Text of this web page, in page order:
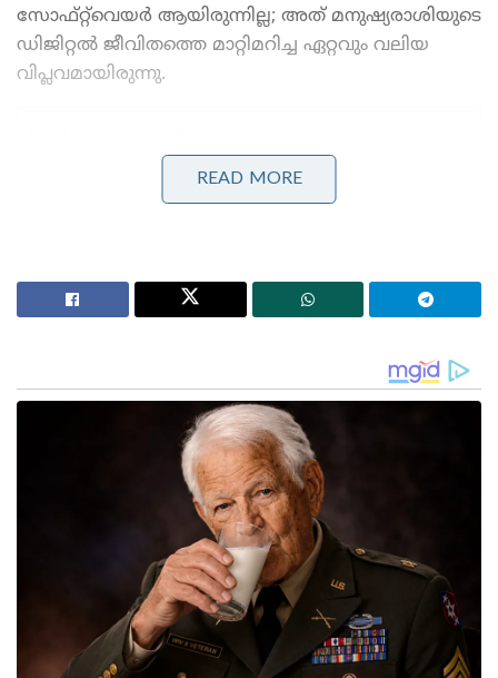
സോഫ്റ്റ്‌വെയർ ആയിരുന്നില്ല; അത് മനുഷ്യരാശിയുടെ
ഡിജിറ്റൽ ജീവിതത്തെ മാറ്റിമറിച്ച ഏറ്റവും വലിയ
വിപ്ലവമായിരുന്നു.
അല്ലൻ, ബിൽ ഗേറ്റ്സ് എന്നീ രണ്ട് സുഹൃത്തുക്കളുടെ
വന്യമായൊരു സ്വപ്നത്തിൽ നിന്നാണ്. “ലോകത്തിലെ
എല്ലാ വീടുകളിലും, എല്ലാ മേശപ്പുറത്തും ഒരു കമ്പ്യൂട്ടർ
ഉണ്ടാകണം.” അന്നത്തെ കാലത്ത് കേൾക്കുന്നവർക്ക്
അതൊരു ഭ്രാന്തൻ ചിന്തയായിരുന്നു. കാരണം അന്ന്
കമ്പ്യൂട്ടർ നിയന്ത്രിച്ചിരുന്ന MS-DOS എന്ന സിസ്റ്റത്തിൽ
എന്തെങ്കിലും ചെയ്യണമെങ്കിൽ കമാൻഡുകൾ
മനഃപാഠമാക്കണമായിരുന്നു. സാധാരണക്കാർക്ക് ഇത്
അപ്രാപ്യമാണെന്ന് മനസ്സിലാക്കിയ ബിൽ ഗേറ്റ്സും
സംഘവും കമാൻഡുകൾക്ക് പകരം ചിത്രങ്ങളും
ഐക്കണുകളും നിറഞ്ഞ ഒരു ‘ഗ്രാഫിക്കൽ യൂസർ
READ MORE